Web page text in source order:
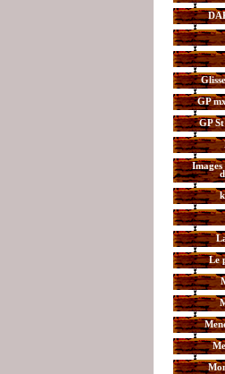
GP
GP
Images
Le